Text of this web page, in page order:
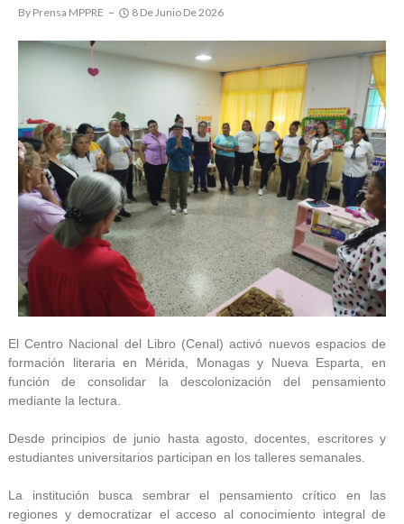
By Prensa MPPRE 8 De Junio De 2026
El Centro Nacional del Libro (Cenal) activó nuevos espacios de
formación literaria en Mérida, Monagas y Nueva Esparta, en
función de consolidar la descolonización del pensamiento
mediante la lectura.
Desde principios de junio hasta agosto, docentes, escritores y
estudiantes universitarios participan en los talleres semanales.
La institución busca sembrar el pensamiento crítico en las
regiones y democratizar el acceso al conocimiento integral de